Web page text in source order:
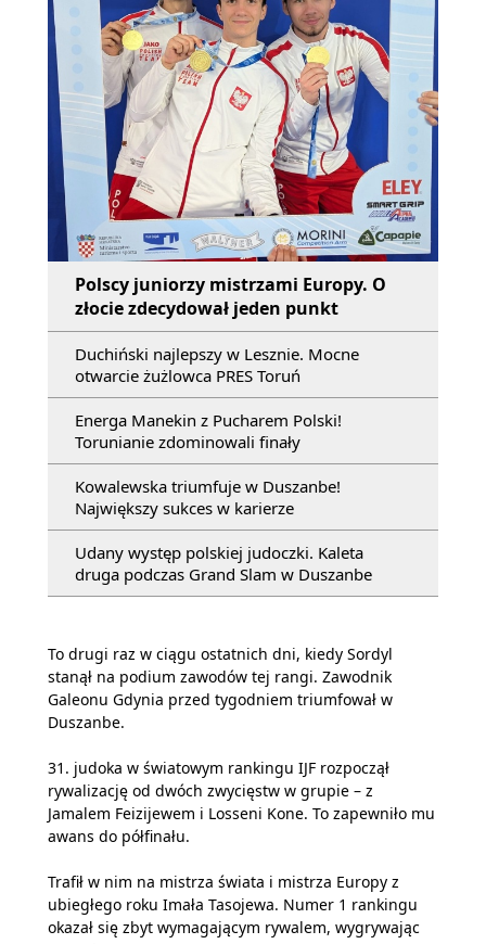
Polscy juniorzy mistrzami Europy. O
złocie zdecydował jeden punkt
Duchiński najlepszy w Lesznie. Mocne
otwarcie żużlowca PRES Toruń
Energa Manekin z Pucharem Polski!
Torunianie zdominowali finały
Kowalewska triumfuje w Duszanbe!
Największy sukces w karierze
Udany występ polskiej judoczki. Kaleta
druga podczas Grand Slam w Duszanbe
To drugi raz w ciągu ostatnich dni, kiedy Sordyl
stanął na podium zawodów tej rangi. Zawodnik
Galeonu Gdynia przed tygodniem triumfował w
Duszanbe.
31. judoka w światowym rankingu IJF rozpoczął
rywalizację od dwóch zwycięstw w grupie – z
Jamalem Feizijewem i Losseni Kone. To zapewniło mu
awans do półfinału.
Trafił w nim na mistrza świata i mistrza Europy z
ubiegłego roku Imała Tasojewa. Numer 1 rankingu
okazał się zbyt wymagającym rywalem, wygrywając